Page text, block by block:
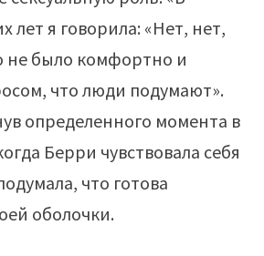
лет я говорила: «Нет, нет,
не было комфортно и
что люди подумают».
определенного момента в
Берри чувствовала себя
что готова
оболочки.